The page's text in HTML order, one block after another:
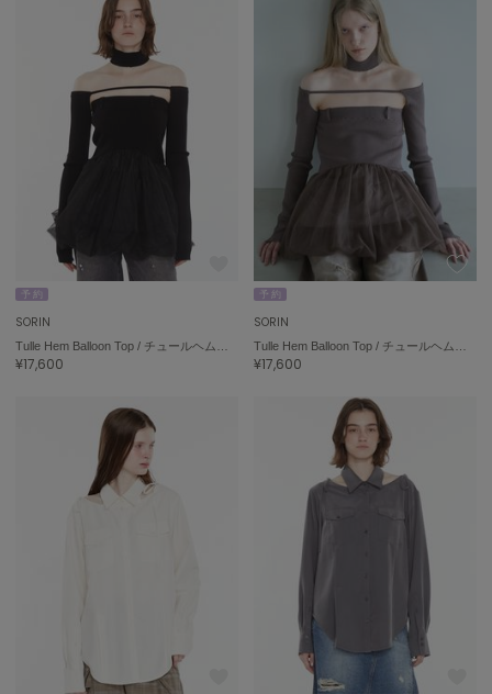
予 約
SORIN
¥17,600
予 約
SORIN
¥17,600